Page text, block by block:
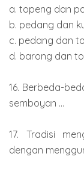
a. topeng dan
b. pedang dan
c. pedang dan
d. barong dan
16. Berbeda-
semboyan ...
17. Tradisi
dengan